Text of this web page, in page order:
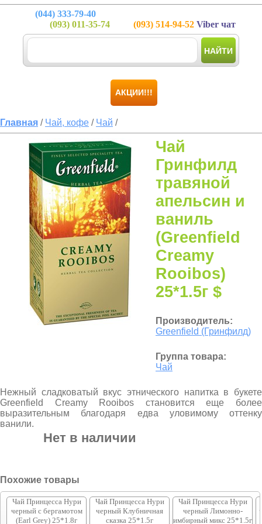
(044) 333-79-40
(093) 011-35-74 (093) 514-94-52 Viber чат
НАЙТИ
АКЦИИ!!!
Главная / Чай, кофе / Чай /
Чай
Гринфилд
травяной
апельсин и
ваниль
(Greenfield
Creamy
Rooibos)
25*1.5г $
Производитель:
Greenfield (Гринфилд)
Группа товара:
Чай
Нежный сладковатый вкус этнического напитка в букете
Greenfield Creamy Rooibos становится еще более
выразительным благодаря едва уловимому оттенку
ванили.
Нет в наличии
Похожие товары
Чай Принцесса Нури
черный с бергамотом
(Earl Grey) 25*1.8г
Чай Принцесса Нури
черный Клубничная
сказка 25*1.5г
Чай Принцесса Нури
черный Лимонно-
имбирный микс 25*1.5г